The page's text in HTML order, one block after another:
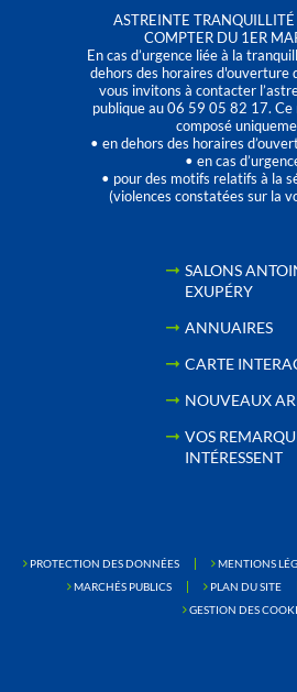
ASTREINTE
COMPTER DU 1ER
En cas d’urgence liée à la
dehors des horaires d'ouverture
vous invitons à contacter
publique au 06 59 05 82 17.
composé
• en dehors des horaires
• en cas
• pour des motifs relatifs à la
(violences constatées sur la
SALONS
EXUPÉRY
ANNUAIRES
CARTE
NOUVEAUX
VOS
INTÉRESSENT
PROTECTION DES DONNÉES MENTIONS
MARCHÉS PUBLICS
PLAN DU SITE
GESTION DES